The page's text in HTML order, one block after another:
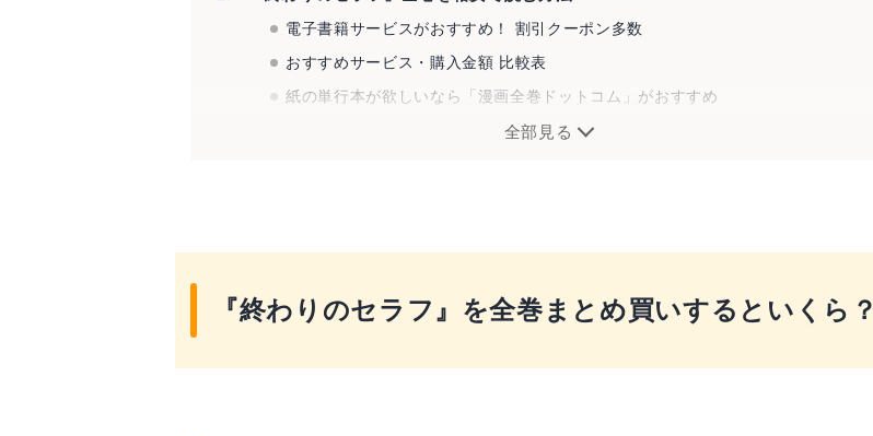
電子書籍サービスがおすすめ！ 割引クーポン多数
おすすめサービス・購入金額 比較表
紙の単行本が欲しいなら「漫画全巻ドットコム」がおすすめ
購入ではなくレンタルという手も全部見る
『終わりのセラフ』を全巻まとめ買いするといくら？